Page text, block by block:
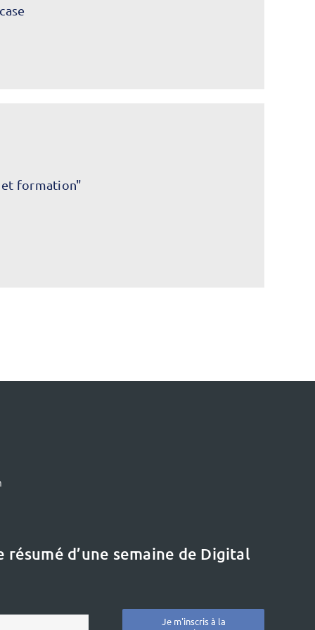
formation"
d’une semaine de Digital
Je m'inscris à la